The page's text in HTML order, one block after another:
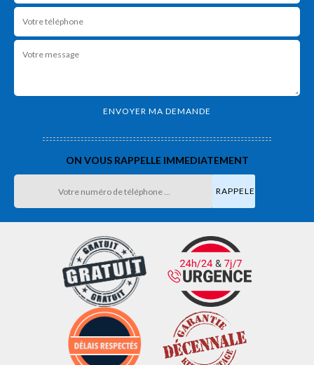
ON VOUS RAPPELLE IMMEDIATEMENT